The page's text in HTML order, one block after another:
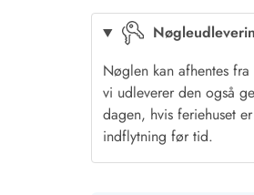
Nøglen kan afhentes
vi udleverer den også
dagen, hvis feriehuset
indflytning før tid.